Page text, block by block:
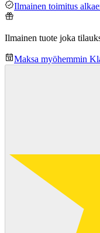
Ilmainen toimitus
Ilmainen tuote joka
Maksa myöhemmin